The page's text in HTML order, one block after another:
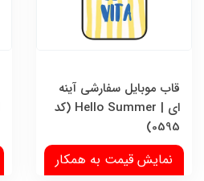
قاب موبایل سفارشی آینه
ای | Hello Summer (کد
0595)
نمایش قیمت به همکار